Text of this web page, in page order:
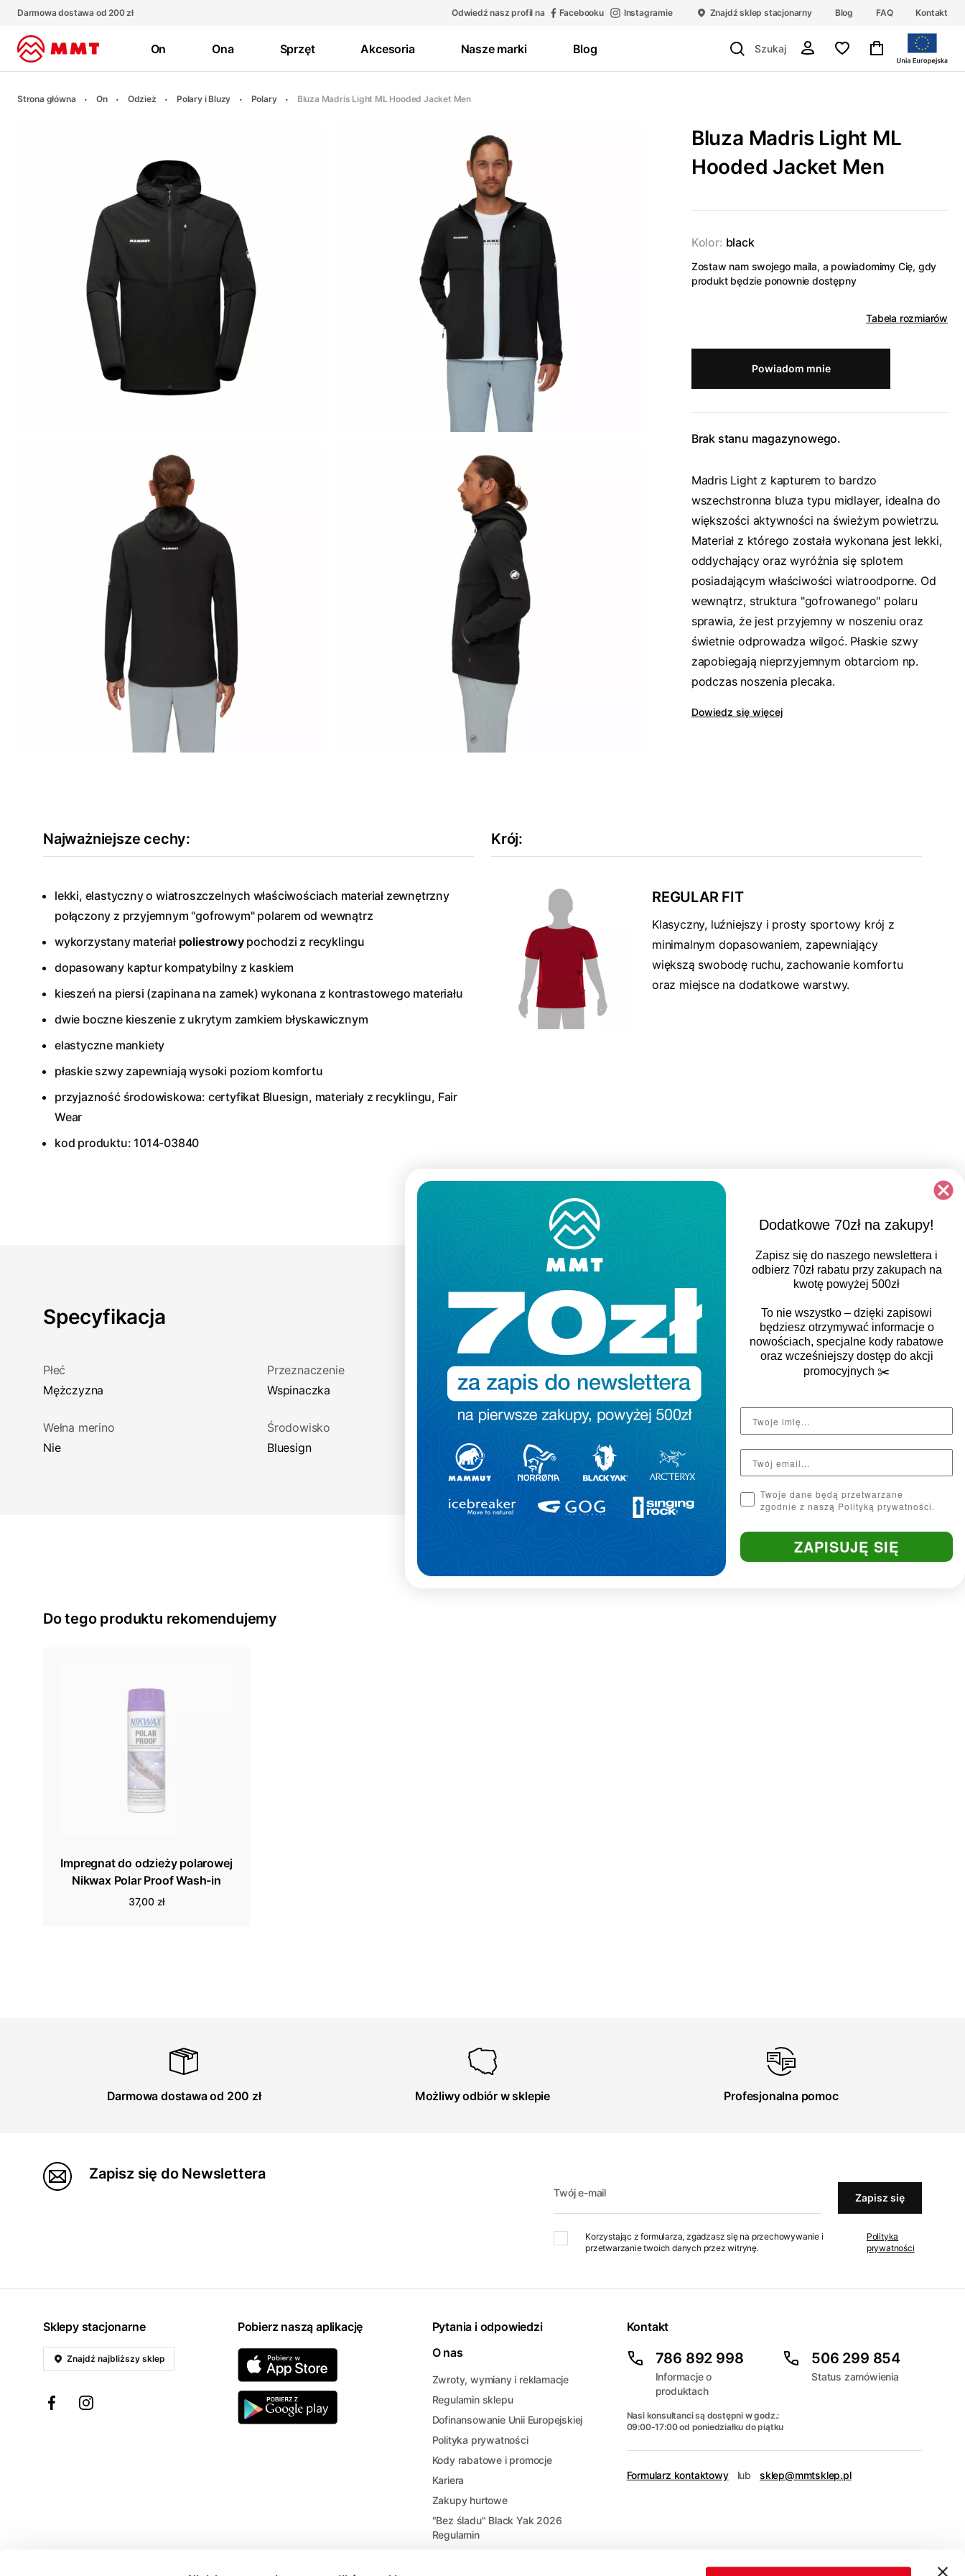
Darmowa dostawa od 200 zł Odwiedź nasz profil na Facebooku Instagramie Znajdź sklep stacjonarny Blog FAQ Kontakt
On Ona Sprzęt Akcesoria Nasze marki Blog
Strona główna On Odzież Polary i Bluzy Polary Bluza Madris Light ML Hooded Jacket Men
Bluza Madris Light ML
Hooded Jacket Men
Kolor: black
Zostaw nam swojego maila, a powiadomimy Cię, gdy
produkt będzie ponownie dostępny
Tabela rozmiarów
Powiadom mnie
Brak stanu magazynowego.
Madris Light z kapturem to bardzo
wszechstronna bluza typu midlayer, idealna do
większości aktywności na świeżym powietrzu.
Materiał z którego została wykonana jest lekki,
oddychający oraz wyróżnia się splotem
posiadającym właściwości wiatroodporne. Od
wewnątrz, struktura "gofrowanego" polaru
sprawia, że jest przyjemny w noszeniu oraz
świetnie odprowadza wilgoć. Płaskie szwy
zapobiegają nieprzyjemnym obtarciom np.
podczas noszenia plecaka.
Dowiedz się więcej
Najważniejsze cechy:
lekki, elastyczny o wiatroszczelnych właściwościach materiał zewnętrzny
połączony z przyjemnym "gofrowym" polarem od wewnątrz
wykorzystany materiał poliestrowypochodzi z recyklingu
dopasowany kaptur kompatybilny z kaskiem
kieszeń na piersi (zapinana na zamek) wykonana z kontrastowego materiału
dwie boczne kieszenie z ukrytym zamkiem błyskawicznym
elastyczne mankiety
płaskie szwy zapewniają wysoki poziom komfortu
przyjazność środowiskowa: certyfikat Bluesign, materiały z recyklingu, Fair
Wear
kod produktu: 1014-03840
Krój:
REGULAR FIT
Klasyczny, luźniejszy i prosty sportowy krój z
minimalnym dopasowaniem, zapewniający
większą swobodę ruchu, zachowanie komfortu
oraz miejsce na dodatkowe warstwy.
Specyfikacja
Płeć
Mężczyzna
Przeznaczenie
Wspinaczka
Materiał
88% Poliester, 12% Spandex
Wełna merino
Nie
Środowisko
Bluesign
Do tego produktu rekomendujemy
Impregnat do odzieży polarowej
Nikwax Polar Proof Wash-in
37,00 zł
Darmowa dostawa od 200 zł Możliwy odbiór w sklepie Profesjonalna pomoc
Zapisz się do Newslettera
Twój e-mail Zapisz się
Korzystając z formularza, zgadzasz się na przechowywanie i
przetwarzanie twoich danych przez witrynę.
Polityka
prywatności
Sklepy stacjonarne
Znajdź najbliższy sklep
Pobierz naszą aplikację
Pytania i odpowiedzi
O nas
Zwroty, wymiany i reklamacje
Regulamin sklepu
Dofinansowanie Unii Europejskiej
Polityka prywatności
Kody rabatowe i promocje
Kariera
Zakupy hurtowe
"Bez śladu" Black Yak 2026
Regulamin
Kontakt
786 892 998
Informacje o
produktach
506 299 854
Status zamówienia
Nasi konsultanci są dostępni w godz.:
09:00-17:00 od poniedziałku do piątku
Formularz kontaktowy lub sklep@mmtsklep.pl
Dodatkowe 70zł na zakupy!
Zapisz się do naszego newslettera i
odbierz 70zł rabatu przy zakupach na
kwotę powyżej 500zł
To nie wszystko – dzięki zapisowi
będziesz otrzymywać informacje o
nowościach, specjalne kody rabatowe
oraz wcześniejszy dostęp do akcji
promocyjnych ✂️
Twoje dane będą przetwarzane
zgodnie z naszą Polityką prywatności.
ZAPISUJĘ SIĘ